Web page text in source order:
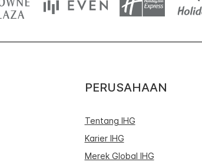
PERUSAHAAN
Tentang IHG
Karier IHG
Merek Global IHG